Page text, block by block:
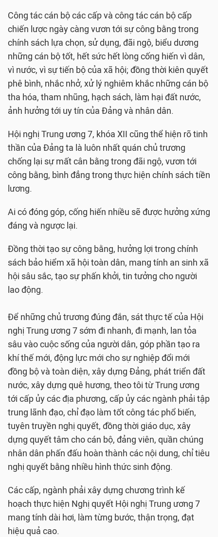
Công tác cán bộ các cấp và công tác cán bộ cấp
chiến lược ngày càng vươn tới sự công bằng trong
chính sách lựa chọn, sử dụng, đãi ngộ, biểu dương
những cán bộ tốt, hết sức hết lòng cống hiến vì dân,
vì nước, vì sự tiến bộ của xã hội; đồng thời kiên quyết
phê bình, nhắc nhở, xử lý nghiêm khắc những cán bộ
tha hóa, tham nhũng, hạch sách, làm hại đất nước,
ảnh hưởng tới uy tín của Đảng và nhân dân.
Hội nghị Trung ương 7, khóa XII cũng thể hiện rõ tinh
thần của Đảng ta là luôn nhất quán chủ trương
chống lại sự mất cân bằng trong đãi ngộ, vươn tới
công bằng, bình đẳng trong thực hiện chính sách tiền
lương.
Ai có đóng góp, cống hiến nhiều sẽ được hưởng xứng
đáng và ngược lại.
Đồng thời tạo sự công bằng, hưởng lợi trong chính
sách bảo hiểm xã hội toàn dân, mang tính an sinh xã
hội sâu sắc, tạo sự phấn khởi, tin tưởng cho người
lao động.
Để những chủ trương đúng đắn, sát thực tế của Hội
nghị Trung ương 7 sớm đi nhanh, đi mạnh, lan tỏa
sâu vào cuộc sống của người dân, góp phần tạo ra
khí thế mới, động lực mới cho sự nghiệp đổi mới
đồng bộ và toàn diện, xây dựng Đảng, phát triển đất
nước, xây dựng quê hương, theo tôi từ Trung ương
tới cấp ủy các địa phương, cấp ủy các ngành phải tập
trung lãnh đạo, chỉ đạo làm tốt công tác phổ biến,
tuyên truyền nghị quyết, đồng thời giáo dục, xây
dựng quyết tâm cho cán bộ, đảng viên, quần chúng
nhân dân phấn đấu hoàn thành các nội dung, chỉ tiêu
nghị quyết bằng nhiều hình thức sinh động.
Các cấp, ngành phải xây dựng chương trình kế
hoạch thực hiện Nghị quyết Hội nghị Trung ương 7
mang tính dài hơi, làm từng bước, thận trọng, đạt
hiệu quả cao.